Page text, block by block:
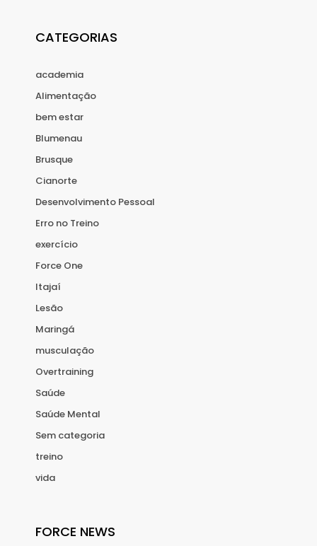
CATEGORIAS
academia
Alimentação
bem estar
Blumenau
Brusque
Cianorte
Desenvolvimento Pessoal
Erro no Treino
exercício
Force One
Itajaí
Lesão
Maringá
musculação
Overtraining
Saúde
Saúde Mental
Sem categoria
treino
vida
FORCE NEWS